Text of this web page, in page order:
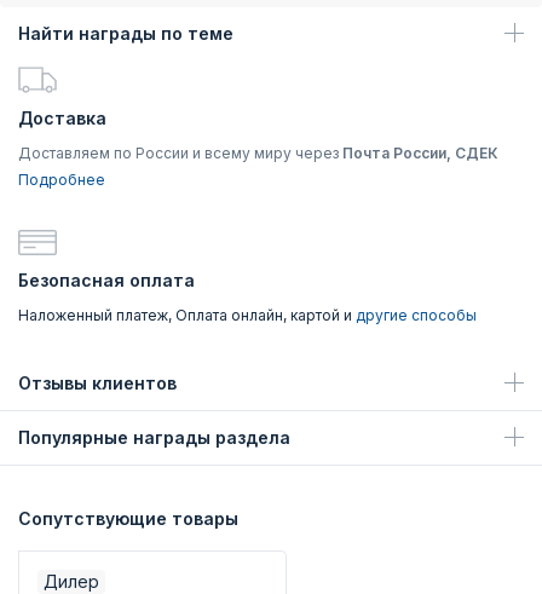
Найти награды по теме
Доставка
Доставляем по России и всему миру через Почта России, СДЕК
Подробнее
Безопасная оплата
Наложенный платеж, Оплата онлайн, картой и другие способы
Отзывы клиентов
Популярные награды раздела
Сопутствующие товары
Дилер